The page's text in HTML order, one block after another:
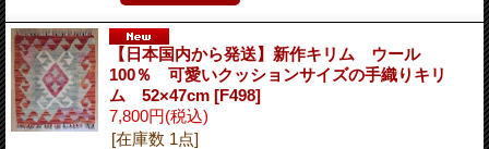
【日本国内から発送】新作キリム ウール
100％ 可愛いクッションサイズの手織りキリ
ム 52×47cm [F498]
7,800円(税込)
[在庫数 1点]